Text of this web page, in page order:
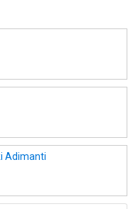
Adimanti